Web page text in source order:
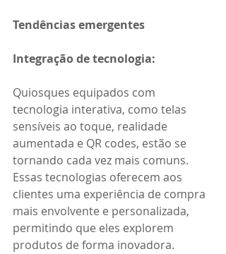
Tendências emergentes
Integração de tecnologia:
Quiosques equipados com
tecnologia interativa, como telas
sensíveis ao toque, realidade
aumentada e QR codes, estão se
tornando cada vez mais comuns.
Essas tecnologias oferecem aos
clientes uma experiência de compra
mais envolvente e personalizada,
permitindo que eles explorem
produtos de forma inovadora.